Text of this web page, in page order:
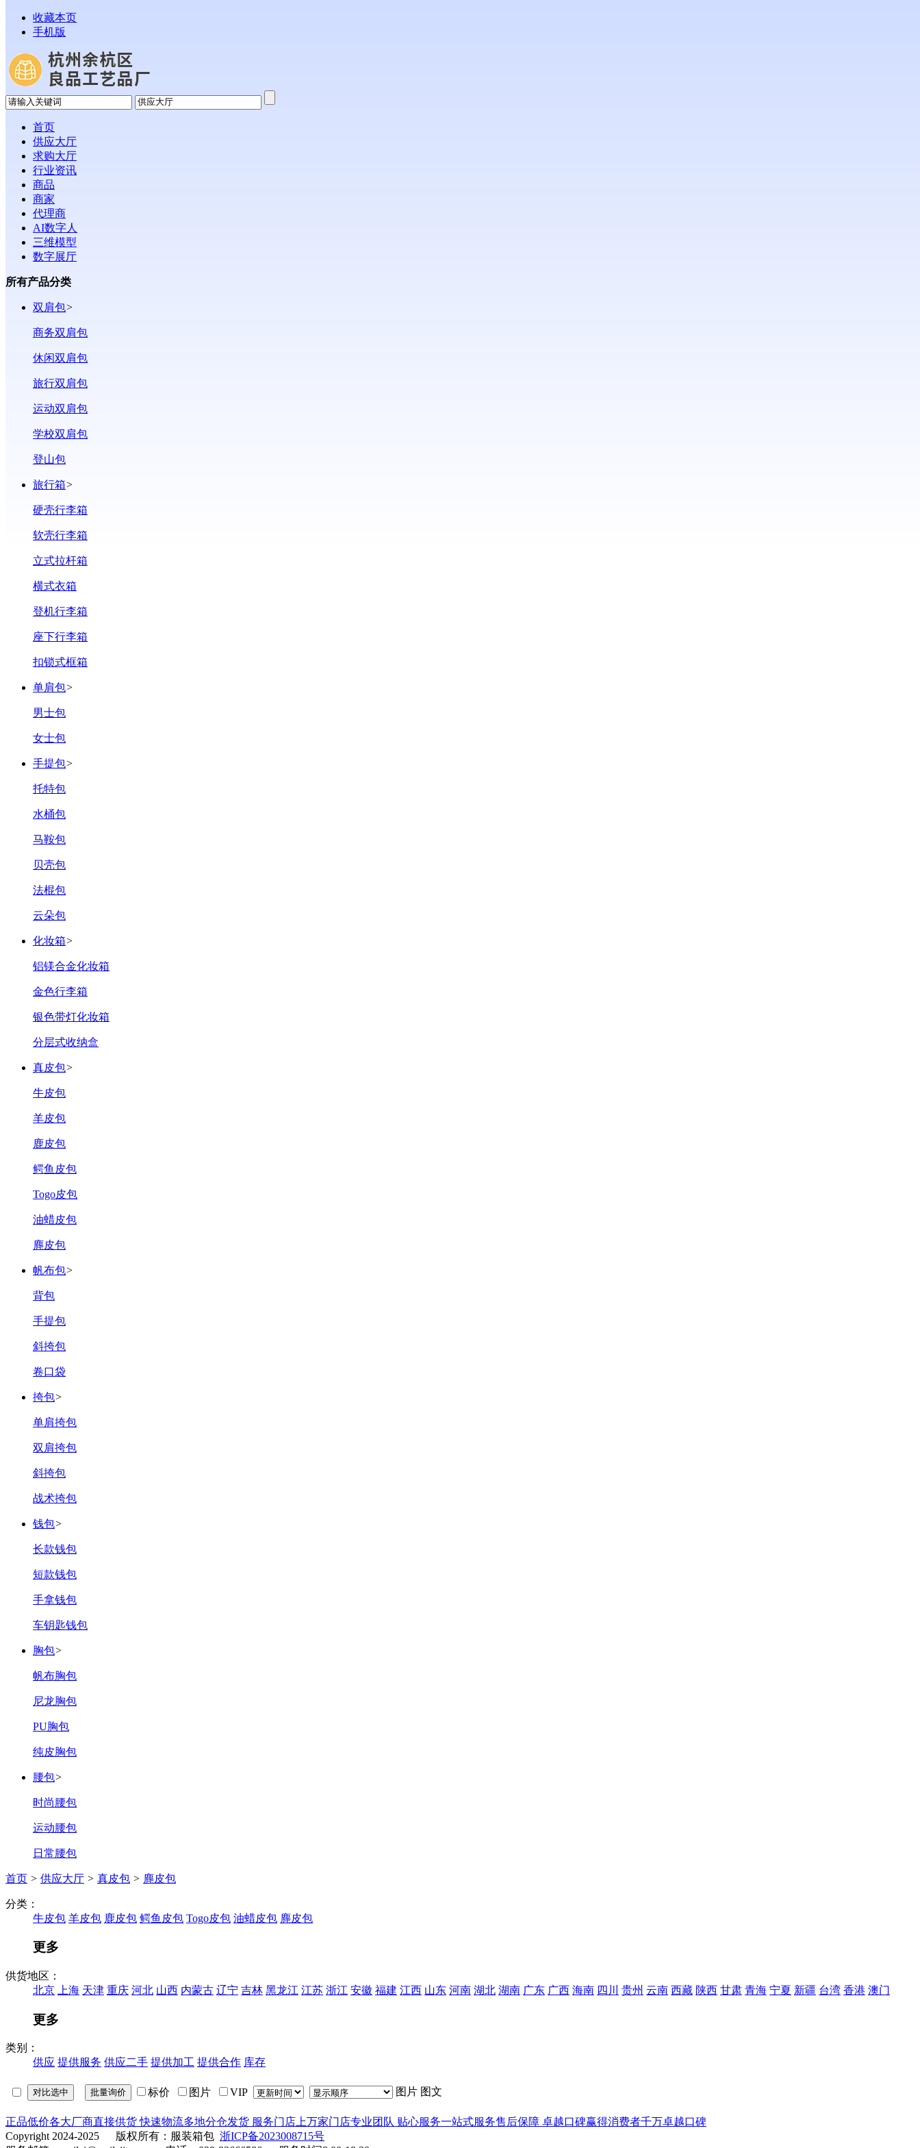
收藏本页
手机版
首页
供应大厅
求购大厅
行业资讯
商品
商家
代理商
AI数字人
三维模型
数字展厅
所有产品分类
双肩包>
‌商务双肩包
‌休闲双肩包
‌旅行双肩包
‌运动双肩包
‌学校双肩包
‌登山包
旅行箱>
硬壳行李箱
‌软壳行李箱
‌立式拉杆箱
‌横式衣箱
‌登机行李箱
‌座下行李箱
‌扣锁式框箱
单肩包>
男士包
女士包
手提包>
‌托特包
‌水桶包
‌马鞍包
‌贝壳包
‌法棍包
‌云朵包
化妆箱>
‌铝镁合金化妆箱
‌金色行李箱
‌银色带灯化妆箱
‌分层式收纳盒
真皮包>
‌牛皮包‌
‌羊皮包
鹿皮包
鳄鱼皮包
‌Togo皮包
油蜡皮包
麂皮包
帆布包‌>
背包
手提包
斜挎包
卷口袋
挎包>
单肩挎包
双肩挎包‌
斜挎包
战术挎包
钱包>
‌长款钱包
‌短款钱包
‌手拿钱包
‌车钥匙钱包
胸包>
帆布胸包
尼龙胸包
PU胸包
纯皮胸包
腰包>
‌时尚腰包
‌运动腰包
‌日常腰包
首页 > 供应大厅 > 真皮包 > 麂皮包
分类：
‌牛皮包‌ ‌羊皮包 鹿皮包 鳄鱼皮包 ‌Togo皮包 油蜡皮包 麂皮包
更多
供货地区：
北京
上海 天津 重庆 河北 山西 内蒙古 辽宁 吉林 黑龙江 江苏 浙江 安徽 福建 江西 山东 河南 湖北 湖南 广东 广西 海南 四川 贵州 云南 西藏 陕西 甘肃 青海 宁夏 新疆 台湾 香港 澳门
更多
类别：
供应 提供服务 供应二手 提供加工 提供合作 库存
标价 图片 VIP 图片 图文
正品低价各大厂商直接供货 快速物流多地分仓发货 服务门店 上万家门店专业团队 贴心服务一站式服务售后保障 卓越口碑赢得消费者千万卓越口碑
Copyright 2024-2025 版权所有：服装箱包 浙ICP备2023008715号